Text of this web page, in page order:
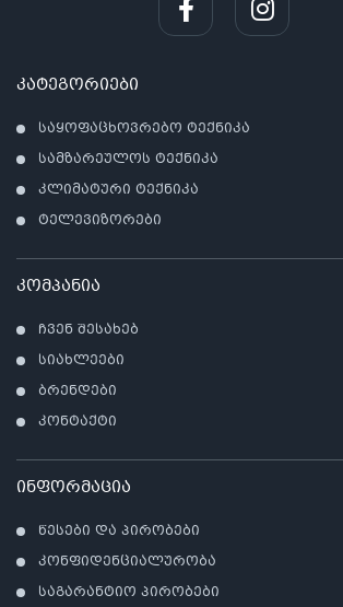
კატეგორიები
საყოფაცხოვრებო ტექნიკა
სამზარეულოს ტექნიკა
კლიმატური ტექნიკა
ტელევიზორები
კომპანია
ჩვენ შესახებ
სიახლეები
ბრენდები
კონტაქტი
ინფორმაცია
წესები და პირობები
კონფიდენციალურობა
საგარანტიო პირობები